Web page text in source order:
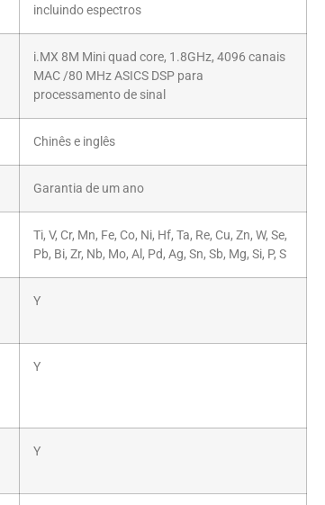
incluindo espectros
i.MX 8M Mini quad core, 1.8GHz, 4096 canais
MAC /80 MHz ASICS DSP para
processamento de sinal
Chinês e inglês
Garantia de um ano
Ti, V, Cr, Mn, Fe, Co, Ni, Hf, Ta, Re, Cu, Zn, W, Se,
Pb, Bi, Zr, Nb, Mo, Al, Pd, Ag, Sn, Sb, Mg, Si, P, S
Y
Y
Y